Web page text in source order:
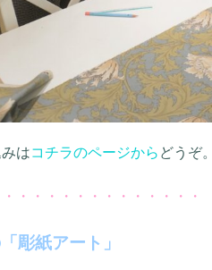
はコチラのページから どうぞ
・・・・・・・・・・・・・・
彫紙アート」